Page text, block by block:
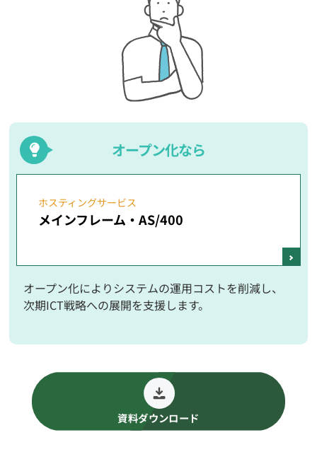
オープン化なら
ホスティングサービス
メインフレーム・AS/400
オープン化によりシステムの運用コストを削減し、
次期ICT戦略への展開を支援します。
資料ダウンロード